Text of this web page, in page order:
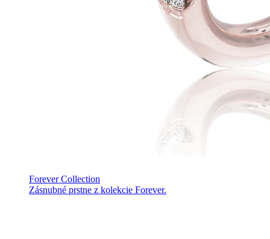
Forever Collection
Zásnubné prstne z kolekcie Forever.